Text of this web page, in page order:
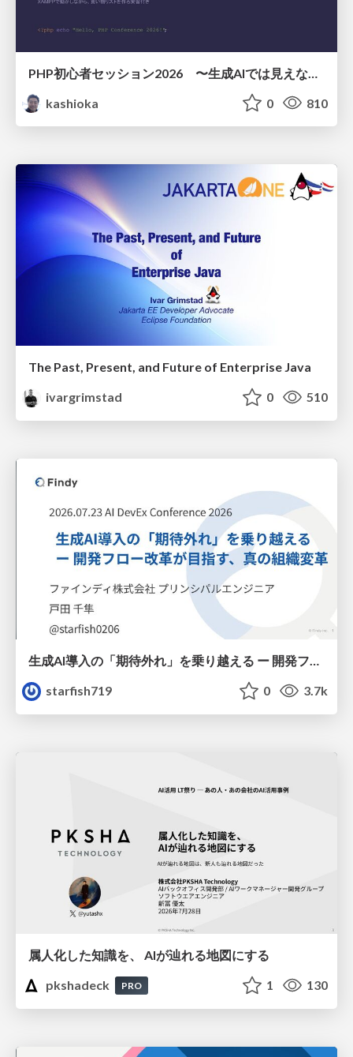
kashioka
0 810
The Past, Present, and Future of Enterprise Java
ivargrimstad
0 510
生成AI導入の「期待外れ」を乗り越える ー 開発フロー改革が目指す、真の組織変革
starfish719
0 3.7k
属人化した知識を、 AIが辿れる地図にする
pkshadeck
PRO 1 130